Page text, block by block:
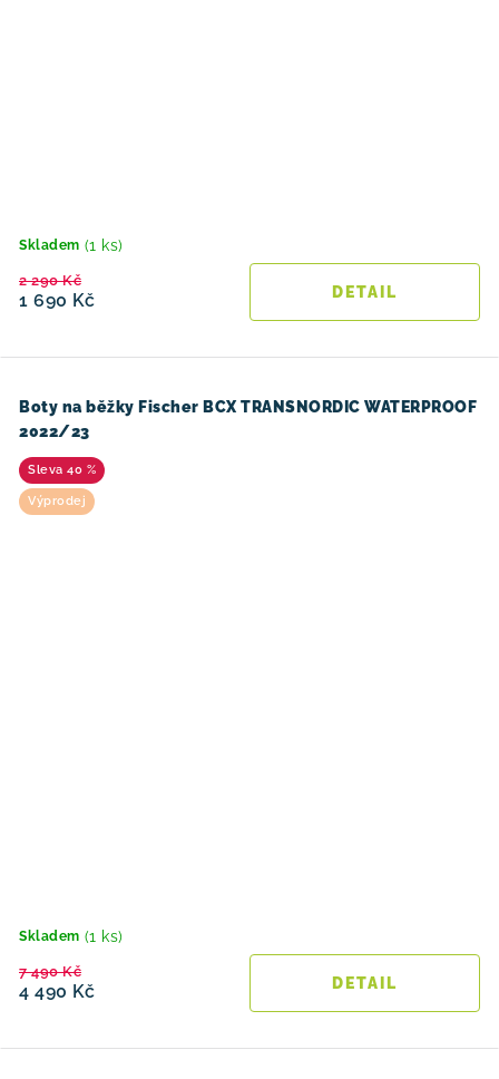
Skladem (1 ks)
1 690 Kč
2 290 Kč
Boty na běžky Fischer BCX TRANSNORDIC WATERPROOF
2022/23
40 %
Výprodej
Skladem (1 ks)
4 490 Kč
7 490 Kč